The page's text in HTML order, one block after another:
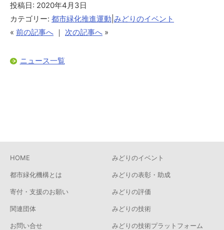
投稿日: 2020年4月3日
カテゴリー: 都市緑化推進運動 みどりのイベント
« 前の記事へ ｜ 次の記事へ »
ニュース一覧
HOME
都市緑化機構とは
寄付・支援のお願い
関連団体
お問い合せ
みどりのイベント
みどりの表彰・助成
みどりの評価
みどりの技術
みどりの技術プラットフォーム